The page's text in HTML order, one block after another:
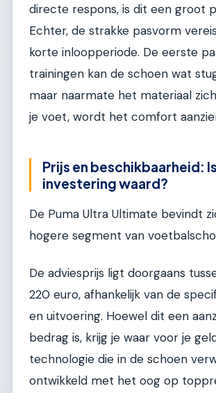
directe respons, is dit een groot
Echter, de strakke pasvorm
korte inloopperiode. De eerste
trainingen kan de schoen wat
maar naarmate het materiaal
je voet, wordt het comfort
Prijs en beschikbaarheid:
investering waard?
De Puma Ultra Ultimate bevindt
hogere segment van
De adviesprijs ligt doorgaans
220 euro, afhankelijk van de
en uitvoering. Hoewel dit een
bedrag is, krijg je waar voor je
technologie die in de schoen
ontwikkeld met het oog op